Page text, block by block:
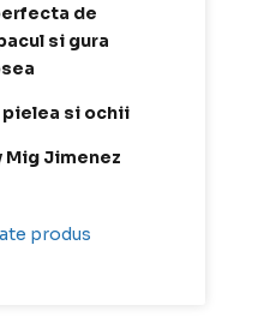
de
si gura
si ochii
Mig Jimenez
produs